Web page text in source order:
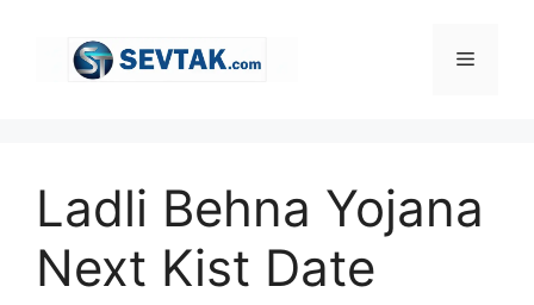
Menu
Ladli Behna Yojana
Next Kist Date